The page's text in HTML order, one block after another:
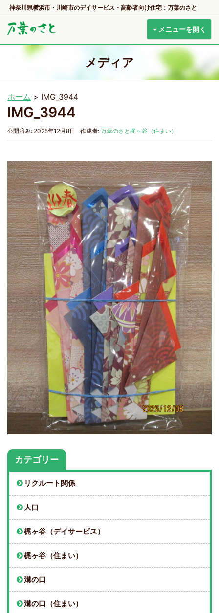
神奈川県横浜市・川崎市のデイサービス・高齢者向け住宅：万葉のさと
メニューを開く
メディア
ホーム > IMG_3944
IMG_3944
公開済み: 2025年12月8日 作成者: 万葉のさと梶ヶ谷（住まい）
カテゴリー
リクルート関係
大口
梶ヶ谷（デイサービス）
梶ヶ谷（住まい）
溝の口
溝の口（住まい）